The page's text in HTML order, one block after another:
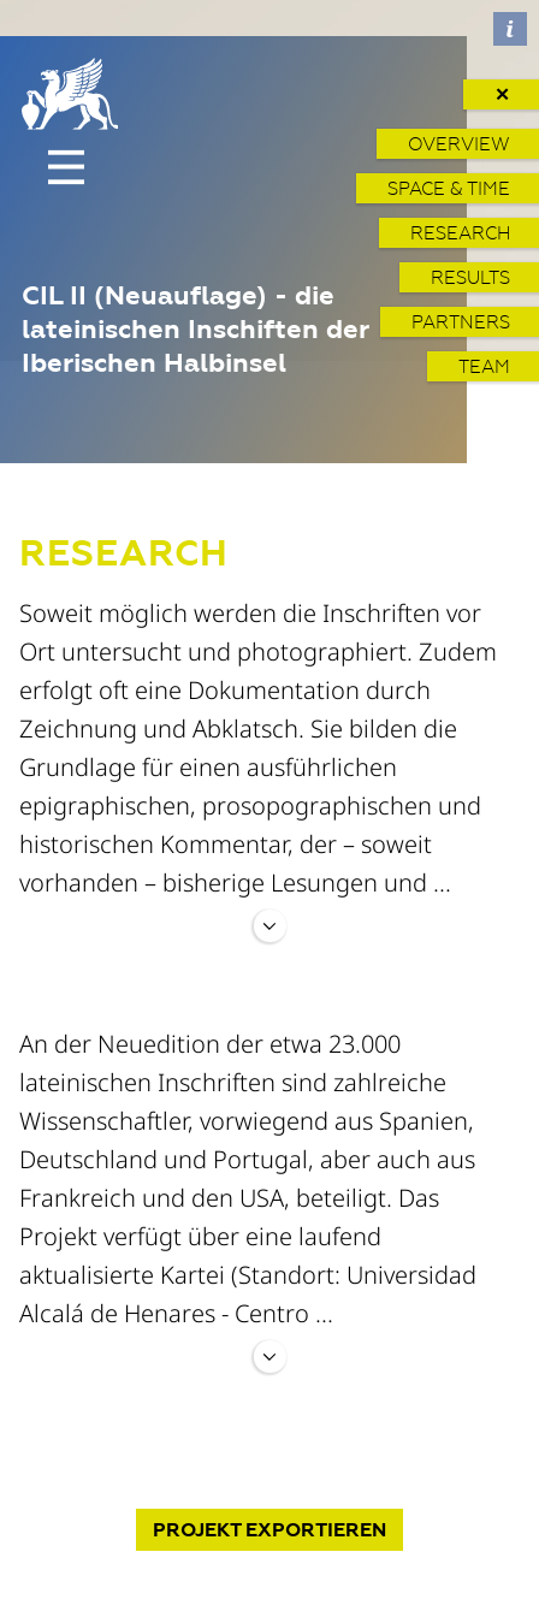
CIL II (Neuauflage) - die
lateinischen Inschiften der
Iberischen Halbinsel
✕
OVERVIEW
SPACE & TIME
RESEARCH
RESULTS
PARTNERS
TEAM
RESEARCH
Soweit möglich werden die Inschriften vor
Ort untersucht und photographiert. Zudem
erfolgt oft eine Dokumentation durch
Zeichnung und Abklatsch. Sie bilden die
Grundlage für einen ausführlichen
epigraphischen, prosopographischen und
historischen Kommentar, der – soweit
vorhanden – bisherige Lesungen und ...
An der Neuedition der etwa 23.000
lateinischen Inschriften sind zahlreiche
Wissenschaftler, vorwiegend aus Spanien,
Deutschland und Portugal, aber auch aus
Frankreich und den USA, beteiligt. Das
Projekt verfügt über eine laufend
aktualisierte Kartei (Standort: Universidad
Alcalá de Henares - Centro ...
sowie über eine Foto-, Abklatsch- und
PROJEKTEXPORTIEREN